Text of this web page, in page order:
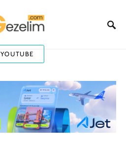
YOUTUBE